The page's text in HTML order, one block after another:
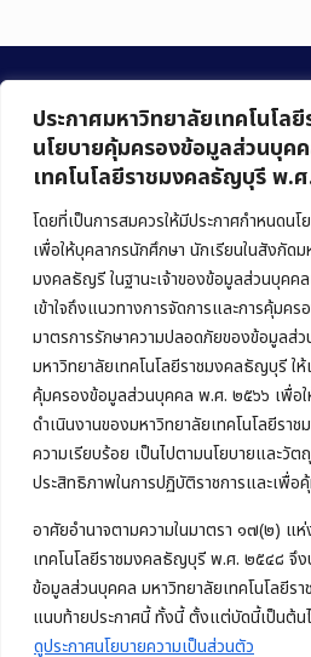
ประกาศมหาวิทยาลัยเทคโนโล
นโยบายคุ้มครองข้อมูลส่วนบุค
เทคโนโลยีราชมงคลธัญบุรี พ.
โดยที่เป็นการสมควรให้มีประกาศกำหนดน
เพื่อให้บุคลากรนักศึกษา นักเรียนในสังกัดม
มงคลธัญรี ในฐานะเจ้าของข้อมูลส่วนบุคค
เข้าใจถึงแนวทางการจัดการและการคุ้มค
มาตรการรักษาความปลอดภัยของข้อมูลส่ว
มหาวิทยาลัยเทคโนโลยีราชมงคลธัญบุรี ใ
คุ้มครองข้อมูลส่วนบุคคล พ.ศ. ๒๕๖๖ เพื่อใ
ดำเนินงานของมหาวิทยาลัยเทคโนโลยีรา
ความเรียบร้อย เป็นไปตามนโยบายและวัต
ประสิทธิภาพในการปฏิบัติราชการและเพื่
อาศัยอำนาจตามความในมาตรา ๑๗(๒) แ
เทคโนโลยีราชมงคลธัญบุรี พ.ศ. ๒๕๔๘ จึง
ข้อมูลส่วนบุคคล มหาวิทยาลัยเทคโนโลยี
แนบท้ายประกาศนี้ ทั้งนี้ ตั้งแต่บัดนี้เป็นต้น
ดูประกาศนโยบายความเป็นส่วนตัว
คณะบริหารธุรกิจ
มหาวิทยาลัยเทคโนโลยีราชมงคลธัญบุรี
39 หมู่ 1 ถนนรังสิต-นครนายก ตำบลคลอ
อำเภอคลองหลวง จังหวัดปทุมธานี 12120
Phone:+66 (0) 2549 3243,+66 (0)
E-mail:bus@rmutt.ac.th
Copyright © 2022 คณะบริหารธุรกิจ มหา
ธัญบุรี